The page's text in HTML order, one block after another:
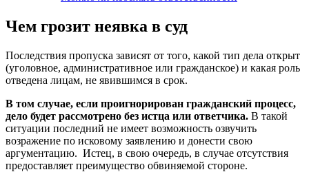
Чем грозит неявка в суд
Последствия пропуска зависят от того, какой тип дела открыт
(уголовное, административное или гражданское) и какая роль
отведена лицам, не явившимся в срок.
В том случае, если проигнорирован гражданский процесс,
дело будет рассмотрено без истца или ответчика. В такой
ситуации последний не имеет возможность озвучить
возражение по исковому заявлению и донести свою
аргументацию. Истец, в свою очередь, в случае отсутствия
предоставляет преимущество обвиняемой стороне.